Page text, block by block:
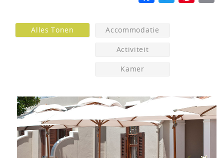
Alles Tonen Accommodatie
Activiteit
Kamer